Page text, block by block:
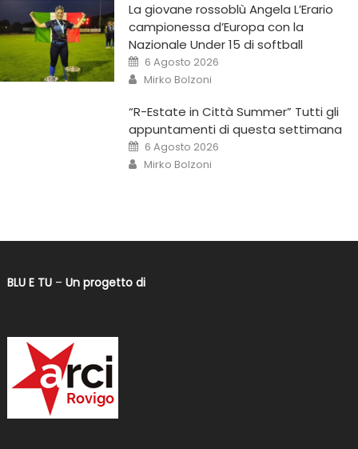
La giovane rossoblù Angela L’Erario
campionessa d’Europa con la
Nazionale Under 15 di softball
6 Agosto 2026
Mirko Bolzoni
“R-Estate in Città Summer” Tutti gli
appuntamenti di questa settimana
6 Agosto 2026
Mirko Bolzoni
BLU E TU– Un progetto di